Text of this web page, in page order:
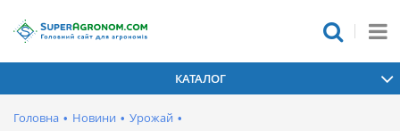
КАТАЛОГ
Головна • Новини • Урожай •